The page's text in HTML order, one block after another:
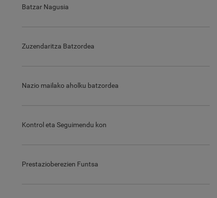
Batzar Nagusia
Zuzendaritza Batzordea
Nazio mailako aholku batzordea
Kontrol eta Seguimendu kon
Prestazioberezien Funtsa